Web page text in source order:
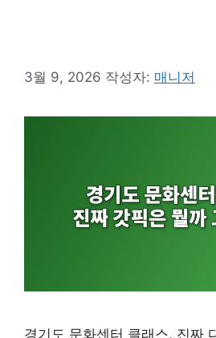
3월 9, 2026 작성자: 매니저
경기도 문화센터 클래스, 진짜